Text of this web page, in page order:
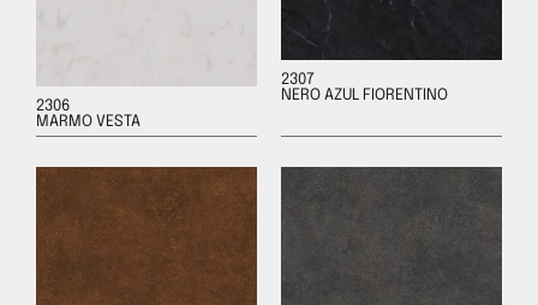
2306
MARMO VESTA
2307
NERO AZUL FIORENTINO